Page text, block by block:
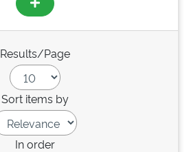
Results/Page
Sort items by
In order